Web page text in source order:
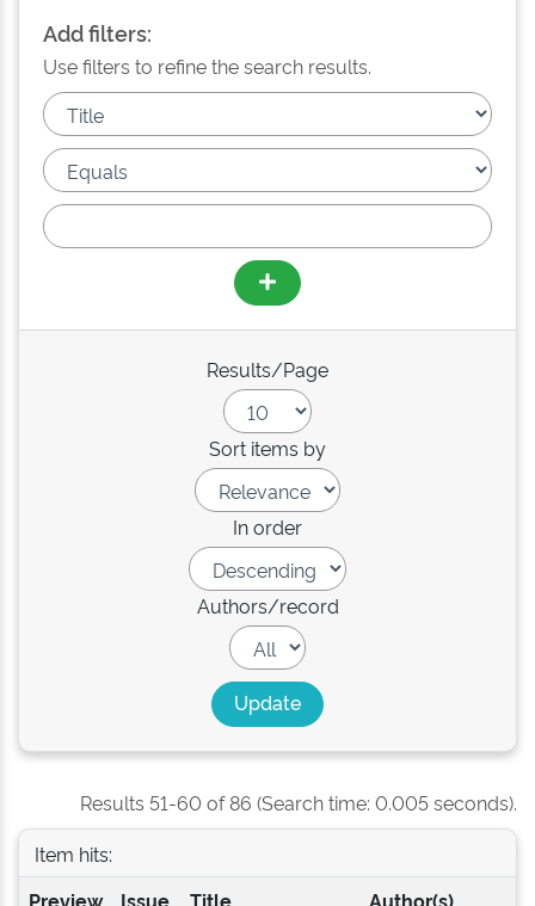
Add filters:
Use filters to refine the search results.
Results/Page
Sort items by
In order
Authors/record
Results 51-60 of 86 (Search time: 0.005 seconds).
Item hits:
Preview
Issue Title Author(s)